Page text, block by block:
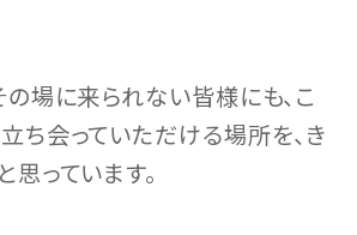
の場に来られない皆様にも、こ
ち会っていただける場所を、き
思っています。